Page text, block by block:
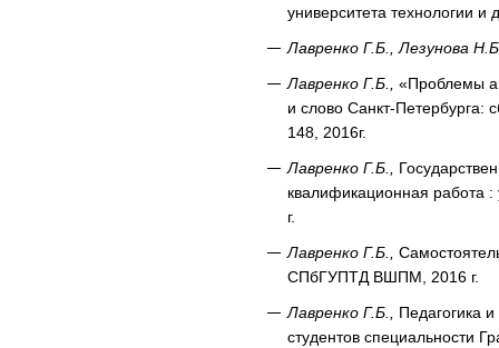
университета технологии
Лавренко Г.Б., Лезунова
Лавренко Г.Б., «Проблемы
и слово Санкт-Петербурга:
148, 2016г.
Лавренко Г.Б.,
квалификационная работа
г.
Лавренко Г.Б.,
СПбГУПТД ВШПМ, 2016 г.
Лавренко Г.Б., Педагогика
студентов специальности